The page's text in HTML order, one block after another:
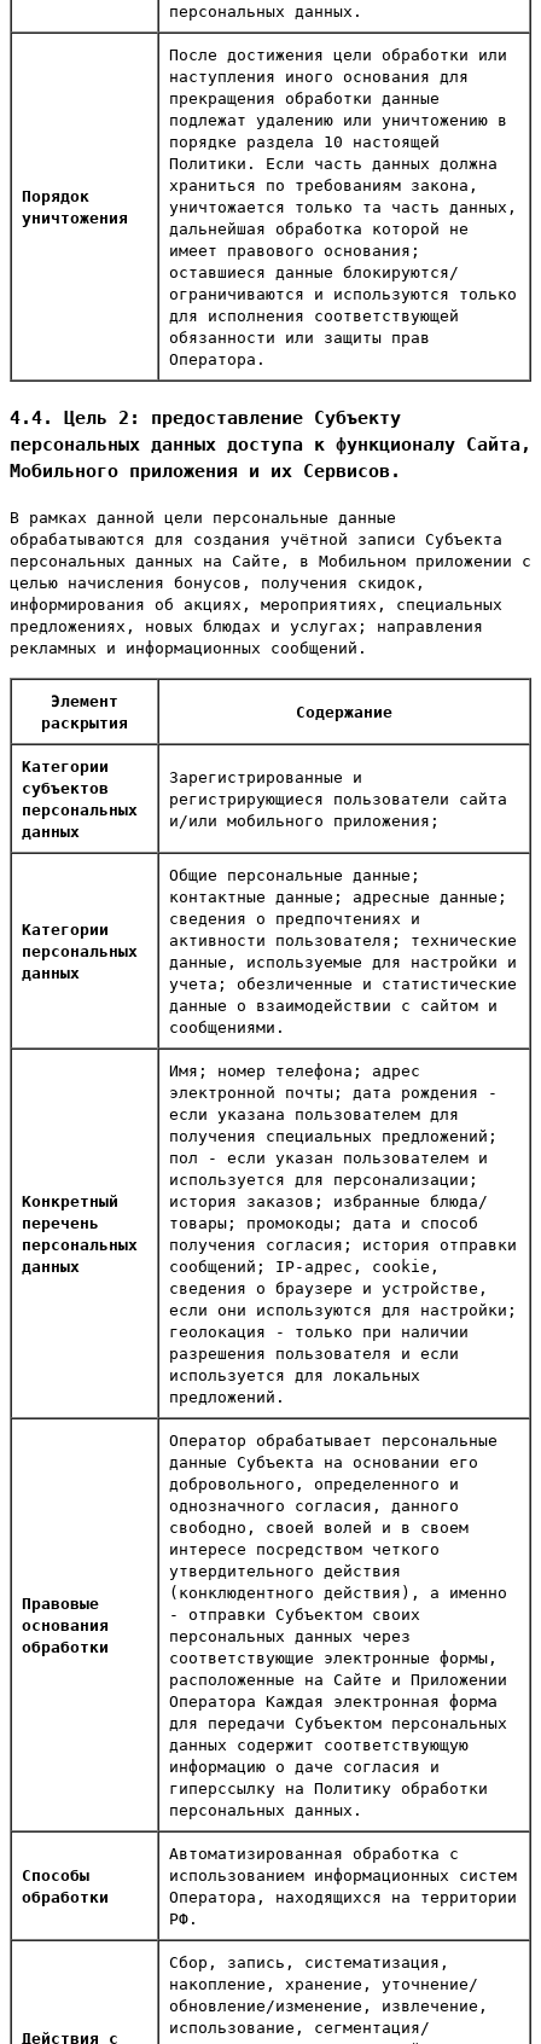
персональных данных.
Порядок
уничтожения
После достижения цели обработки или
наступления иного основания для
прекращения обработки данные
подлежат удалению или уничтожению в
порядке раздела 10 настоящей
Политики. Если часть данных должна
храниться по требованиям закона,
уничтожается только та часть данных,
дальнейшая обработка которой не
имеет правового основания;
оставшиеся данные блокируются/
ограничиваются и используются только
для исполнения соответствующей
обязанности или защиты прав
Оператора.
4.4. Цель 2: предоставление Субъекту
персональных данных доступа к функционалу Сайта,
Мобильного приложения и их Сервисов.
В рамках данной цели персональные данные
обрабатываются для создания учётной записи Субъекта
персональных данных на Сайте, в Мобильном приложении с
целью начисления бонусов, получения скидок,
информирования об акциях, мероприятиях, специальных
предложениях, новых блюдах и услугах; направления
рекламных и информационных сообщений.
Элемент
раскрытия
Содержание
Категории
субъектов
персональных
данных
Зарегистрированные и
регистрирующиеся пользователи сайта
и/или мобильного приложения;
Категории
персональных
данных
Общие персональные данные;
контактные данные; адресные данные;
сведения о предпочтениях и
активности пользователя; технические
данные, используемые для настройки и
учета; обезличенные и статистические
данные о взаимодействии с сайтом и
сообщениями.
Конкретный
перечень
персональных
данных
Имя; номер телефона; адрес
электронной почты; дата рождения -
если указана пользователем для
получения специальных предложений;
пол - если указан пользователем и
используется для персонализации;
история заказов; избранные блюда/
товары; промокоды; дата и способ
получения согласия; история отправки
сообщений; IP-адрес, cookie,
сведения о браузере и устройстве,
если они используются для настройки;
геолокация - только при наличии
разрешения пользователя и если
используется для локальных
предложений.
Правовые
основания
обработки
Оператор обрабатывает персональные
данные Субъекта на основании его
добровольного, определенного и
однозначного согласия, данного
свободно, своей волей и в своем
интересе посредством четкого
утвердительного действия
(конклюдентного действия), а именно
- отправки Субъектом своих
персональных данных через
соответствующие электронные формы,
расположенные на Сайте и Приложении
Оператора Каждая электронная форма
для передачи Субъектом персональных
данных содержит соответствующую
информацию о даче согласия и
гиперссылку на Политику обработки
персональных данных.
Способы
обработки
Автоматизированная обработка с
использованием информационных систем
Оператора, находящихся на территории
РФ.
Действия с
Сбор, запись, систематизация,
накопление, хранение, уточнение/
обновление/изменение, извлечение,
использование, сегментация/